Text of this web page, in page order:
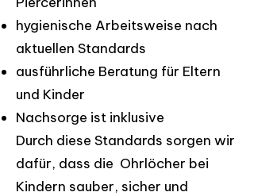
hygienische Arbeitsweise nach
aktuellen Standards
ausführliche Beratung für Eltern
und Kinder
Nachsorge ist inklusive
Durch diese Standards sorgen wir
dafür, dass die Ohrlöcher bei
Kindern sauber, sicher und